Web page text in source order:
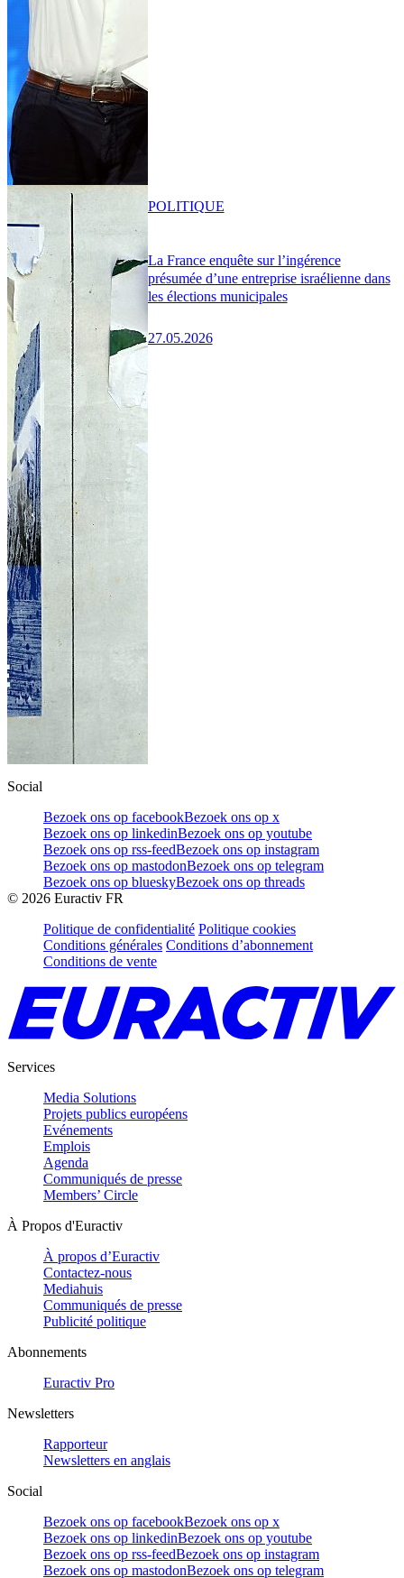
La France enquête sur l’ingérence
présumée d’une entreprise israélienne dans
les élections municipales
27.05.2026
POLITIQUE
Social
Bezoek ons op facebookBezoek ons op x
Bezoek ons op linkedinBezoek ons op youtube
Bezoek ons op rss-feedBezoek ons op instagram
Bezoek ons op mastodonBezoek ons op telegram
Bezoek ons op blueskyBezoek ons op threads
© 2026 Euractiv FR
Politique de confidentialité Politique cookies
Conditions générales Conditions d’abonnement
Conditions de vente
Services
Media Solutions
Projets publics européens
Evénements
Emplois
Agenda
Communiqués de presse
Members’ Circle
À Propos d'Euractiv
À propos d’Euractiv
Contactez-nous
Mediahuis
Communiqués de presse
Publicité politique
Abonnements
Euractiv Pro
Newsletters
Rapporteur
Newsletters en anglais
Social
Bezoek ons op facebookBezoek ons op x
Bezoek ons op linkedinBezoek ons op youtube
Bezoek ons op rss-feedBezoek ons op instagram
Bezoek ons op mastodonBezoek ons op telegram